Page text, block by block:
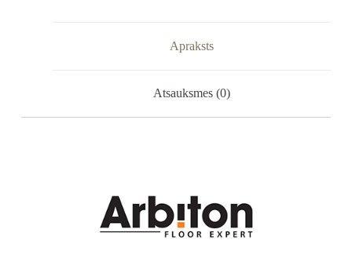
Apraksts
Atsauksmes (0)